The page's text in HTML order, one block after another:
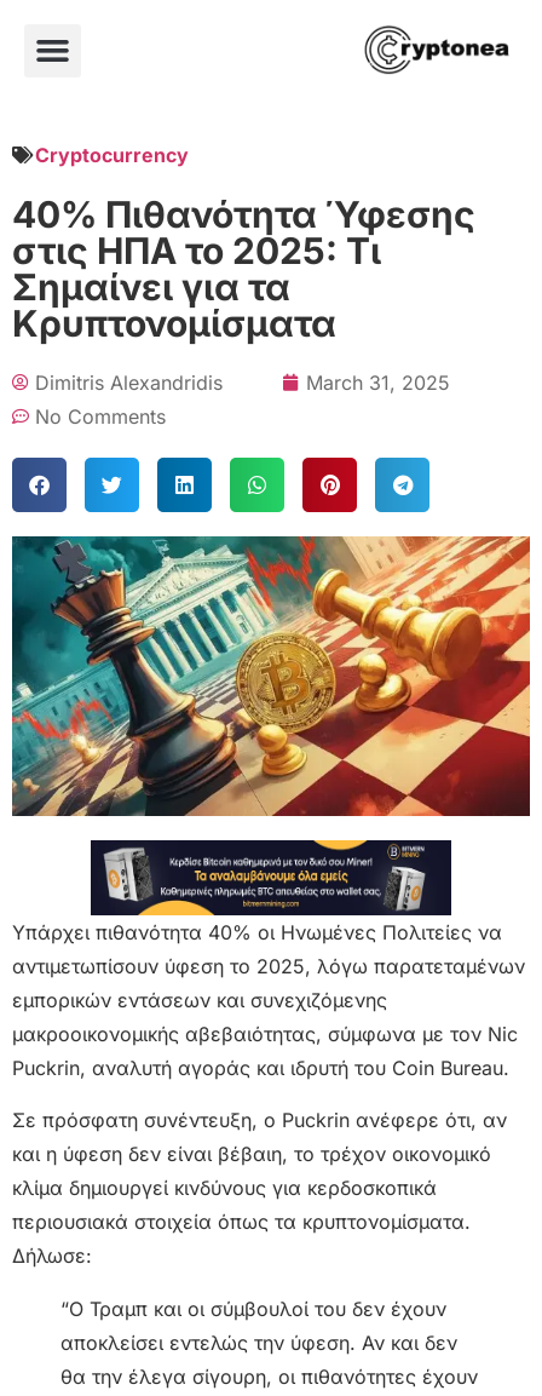
Cryptocurrency
40% Πιθανότητα Ύφεσης
στις ΗΠΑ το 2025: Τι
Σημαίνει για τα
Κρυπτονομίσματα
Dimitris Alexandridis
March 31, 2025
No Comments
Υπάρχει πιθανότητα 40% οι Ηνωμένες Πολιτείες να
αντιμετωπίσουν ύφεση το 2025, λόγω παρατεταμένων
εμπορικών εντάσεων και συνεχιζόμενης
μακροοικονομικής αβεβαιότητας, σύμφωνα με τον Nic
Puckrin, αναλυτή αγοράς και ιδρυτή του Coin Bureau.
Σε πρόσφατη συνέντευξη, ο Puckrin ανέφερε ότι, αν
και η ύφεση δεν είναι βέβαιη, το τρέχον οικονομικό
κλίμα δημιουργεί κινδύνους για κερδοσκοπικά
περιουσιακά στοιχεία όπως τα κρυπτονομίσματα.
Δήλωσε:
“Ο Τραμπ και οι σύμβουλοί του δεν έχουν
αποκλείσει εντελώς την ύφεση. Αν και δεν
θα την έλεγα σίγουρη, οι πιθανότητες έχουν